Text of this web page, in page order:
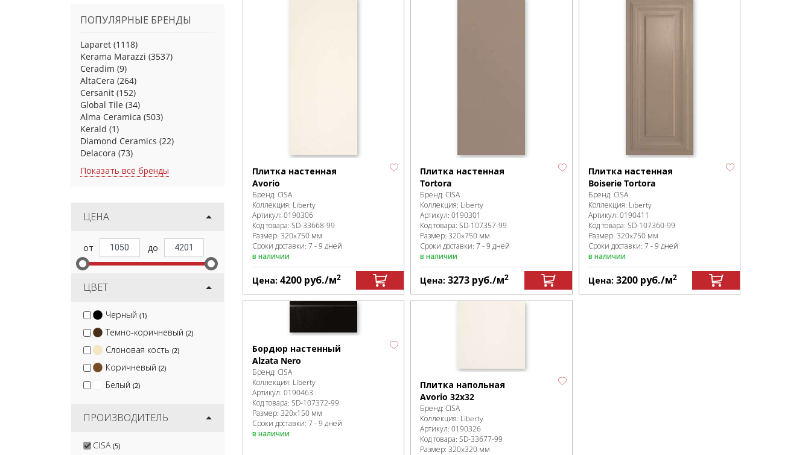
ПОПУЛЯРНЫЕ БРЕНДЫ
Laparet (1118)
Kerama Marazzi (3537)
Ceradim (9)
AltaCera (264)
Cersanit (152)
Global Tile (34)
Alma Ceramica (503)
Kerald (1)
Diamond Ceramics (22)
Delacora (73)
Показать все бренды
ЦЕНА
ЦВЕТ
Черный (1)
Темно-коричневый (2)
Слоновая кость (2)
Коричневый (2)
Белый (2)
ПРОИЗВОДИТЕЛЬ
CISA (5)
Плитка настенная
Avorio
Бренд: CISA
Коллекция: Liberty
Артикул: 0190306
Код товара: SD-33668-99
Размер: 320x750 мм
Сроки доставки: 7 - 9 дней
в наличии
Цена: 4200 руб./м2
Плитка настенная
Tortora
Бренд:CISA
Коллекция: Liberty
Артикул:0190301
Код товара:SD-107357-99
Размер:320x750 мм
Сроки доставки: 7 - 9 дней
в наличии
Цена:3273 руб./м2
Плитка настенная
Boiserie Tortora
Бренд: CISA
Коллекция: Liberty
Артикул: 0190411
Код товара: SD-107360-99
Размер: 320x750 мм
Сроки доставки: 7 - 9 дней
в наличии
Цена: 3200 руб./м2
Бордюр настенный
Alzata Nero
Бренд: CISA
Коллекция: Liberty
Артикул: 0190463
Код товара: SD-107372-99
Размер: 320x150 мм
Сроки доставки: 7 - 9 дней
в наличии
Плитка напольная
Avorio 32х32
Бренд:CISA
Коллекция: Liberty
Артикул:0190326
Код товара:SD-33677-99
Размер:320x320 мм